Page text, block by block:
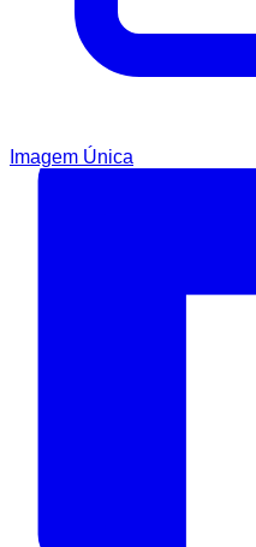
Imagem Única